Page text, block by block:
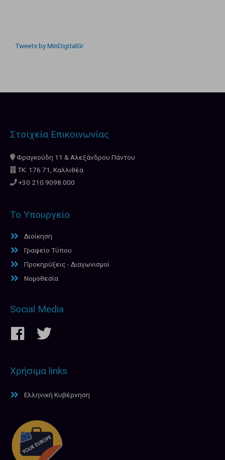
Tweets by MinDigitalGr
Στοιχεία Επικοινωνίας
Φραγκούδη 11 & Αλεξάνδρου Πάντου
ΤΚ: 176 71, Καλλιθέα
+30 210.9098.000
Το Υπουργείο
Διοίκηση
Γραφείο Τύπου
Προκηρύξεις - Διαγωνισμοί
Νομοθεσία
Social Media
Χρήσιμα links
Ελληνική Κυβέρνηση